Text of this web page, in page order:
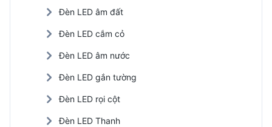
Đèn LED âm đất
Đèn LED cắm cỏ
Đèn LED âm nước
Đèn LED gắn tường
Đèn LED rọi cột
Đèn LED Thanh